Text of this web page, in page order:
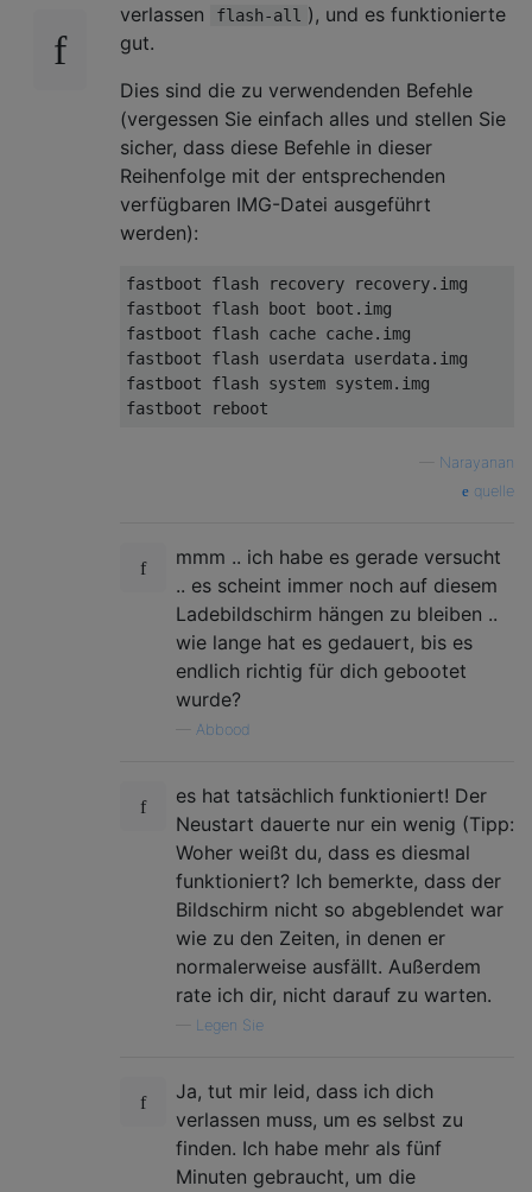
verlassen
flash-all ), und es funktionierte
gut.
Dies sind die zu verwendenden Befehle
(vergessen Sie einfach alles und stellen Sie
sicher, dass diese Befehle in dieser
Reihenfolge mit der entsprechenden
verfügbaren IMG-Datei ausgeführt
werden):
fastboot flash recovery recovery.img
fastboot flash boot boot.img
fastboot flash cache cache.img
fastboot flash userdata userdata.img
fastboot flash system system.img
Narayanan
quelle
mmm .. ich habe es gerade versucht
.. es scheint immer noch auf diesem
Ladebildschirm hängen zu bleiben ..
wie lange hat es gedauert, bis es
endlich richtig für dich gebootet
wurde?
Abbood
es hat tatsächlich funktioniert! Der
Neustart dauerte nur ein wenig (Tipp:
Woher weißt du, dass es diesmal
funktioniert? Ich bemerkte, dass der
Bildschirm nicht so abgeblendet war
wie zu den Zeiten, in denen er
normalerweise ausfällt. Außerdem
rate ich dir, nicht darauf zu warten.
Legen Sie
Ja, tut mir leid, dass ich dich
verlassen muss, um es selbst zu
finden. Ich habe mehr als fünf
Minuten gebraucht, um die